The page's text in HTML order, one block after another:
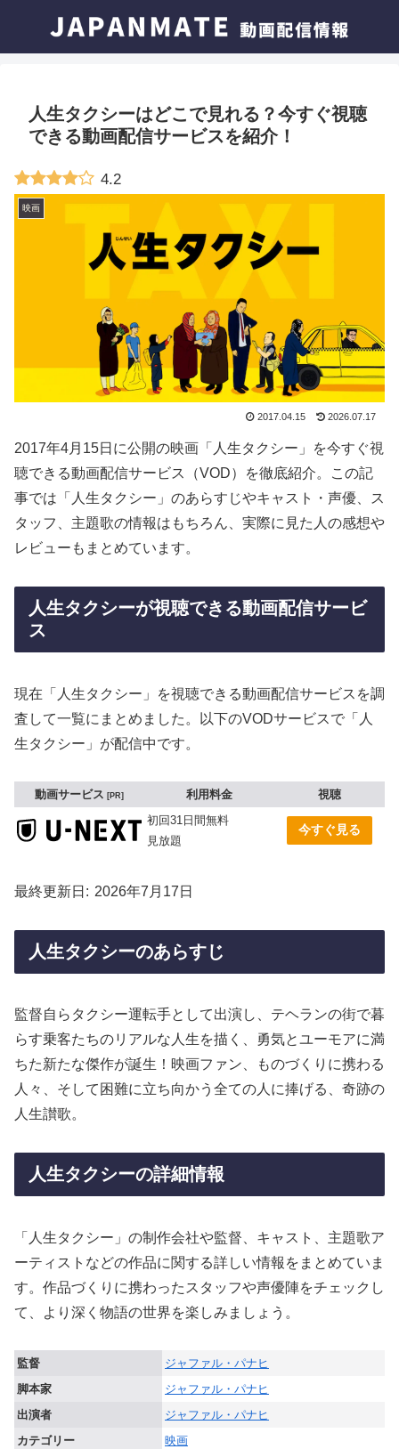
人生タクシーはどこで見れる？今すぐ視聴
できる動画配信サービスを紹介！
4.2
映画
2017.04.15 2026.07.17
2017年4月15日に公開の映画「人生タクシー」を今すぐ視
聴できる動画配信サービス（VOD）を徹底紹介。この記
事では「人生タクシー」のあらすじやキャスト・声優、ス
タッフ、主題歌の情報はもちろん、実際に見た人の感想や
レビューもまとめています。
人生タクシーが視聴できる動画配信サービ
ス
現在「人生タクシー」を視聴できる動画配信サービスを調
査して一覧にまとめました。以下のVODサービスで「人
生タクシー」が配信中です。
動画サービス PR 利用料金
視聴
初回31日間無料
見放題
今すぐ見る
最終更新日 2026年7月17日
人生タクシーのあらすじ
監督自らタクシー運転手として出演し、テヘランの街で暮
らす乗客たちのリアルな人生を描く、勇気とユーモアに満
ちた新たな傑作が誕生！映画ファン、ものづくりに携わる
人々、そして困難に立ち向かう全ての人に捧げる、奇跡の
人生讃歌。
人生タクシーの詳細情報
「人生タクシー」の制作会社や監督、キャスト、主題歌ア
ーティストなどの作品に関する詳しい情報をまとめていま
す。作品づくりに携わったスタッフや声優陣をチェックし
て、より深く物語の世界を楽しみましょう。
監督
ジャファル・パナヒ
脚本家
ジャファル・パナヒ
出演者
ジャファル・パナヒ
カテゴリー
映画